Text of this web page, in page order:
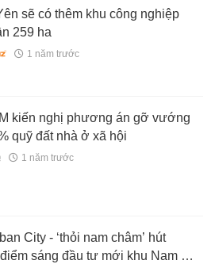
sẽ có thêm khu công nghiệp
259 ha
1 năm trước
kiến nghị phương án gỡ vướng
quỹ đất nhà ở xã hội
1 năm trước
City - ‘thỏi nam châm’ hút
sáng đầu tư mới khu Nam Hà